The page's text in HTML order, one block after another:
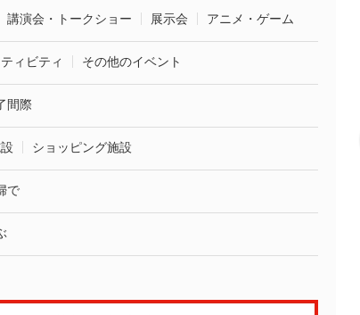
講演会・トークショー 展示会 アニメ・ゲーム
ィビティ その他のイベント
間際
ショッピング施設
で